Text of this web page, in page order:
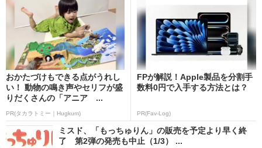
おかたづけもできる点がうれし
い！ 動物の鳴き声やセリフが盛
りだくさんの「アニア ...
PR(タカラトミー｜Hugkum)
FPが解説！Apple製品を分割手
数料0円で入手する方法とは？
PR(Fav-Log)
ミスド、「もっちゅりん」の販売を予定より早く終
了 第2弾の発売も中止（1/3） ...